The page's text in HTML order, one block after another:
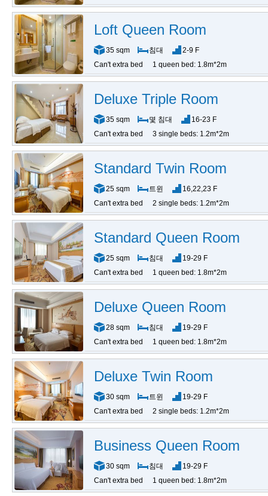
Loft Queen Room
35 sqm 침대
2-9 F
Can't extra bed
1 queen bed: 1.8m*2m
Deluxe Triple Room
35 sqm 몇 침대
16-23 F
Can't extra bed
3 single beds: 1.2m*2m
Standard Twin Room
25 sqm 트윈
16,22,23 F
Can't extra bed
2 single beds: 1.2m*2m
Standard Queen Room
25 sqm 침대
19-29 F
Can't extra bed
1 queen bed: 1.8m*2m
Deluxe Queen Room
28 sqm 침대
19-29 F
Can't extra bed
1 queen bed: 1.8m*2m
Deluxe Twin Room
30 sqm 트윈
19-29 F
Can't extra bed
2 single beds: 1.2m*2m
Business Queen Room
30 sqm 침대
19-29 F
Can't extra bed
1 queen bed: 1.8m*2m